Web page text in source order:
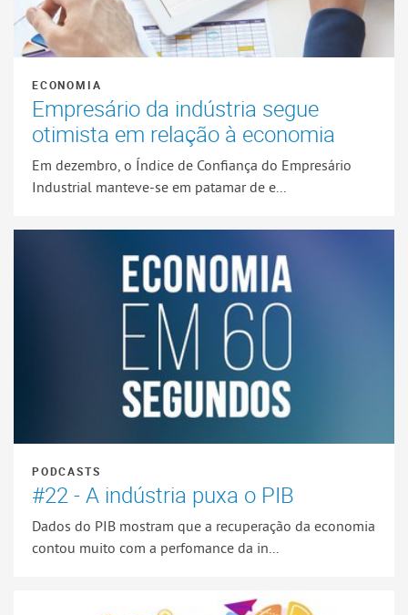
ECONOMIA
Empresário da indústria segue
otimista em relação à economia
Em dezembro, o Índice de Confiança do Empresário
Industrial manteve-se em patamar de e...
PODCASTS
#22 - A indústria puxa o PIB
Dados do PIB mostram que a recuperação da economia
contou muito com a perfomance da in...